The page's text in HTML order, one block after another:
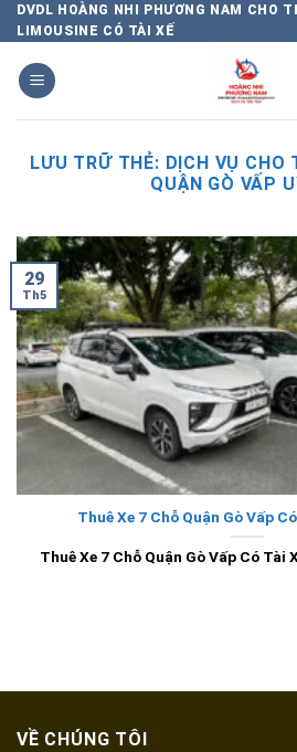
Chuyển
đến
nội
dung
DVDL HOÀNG NHI PHƯƠNG NAM CHO
LIMOUSINE CÓ TÀI XẾ
LƯU TRỮ THẺ: DỊCH VỤ CHO
QUẬN GÒ VẤP
Thuê Xe 7 Chỗ Quận Gò Vấp
Thuê Xe 7 Chỗ Quận Gò Vấp Có Tài
29
Th5
VỀ CHÚNG TÔI